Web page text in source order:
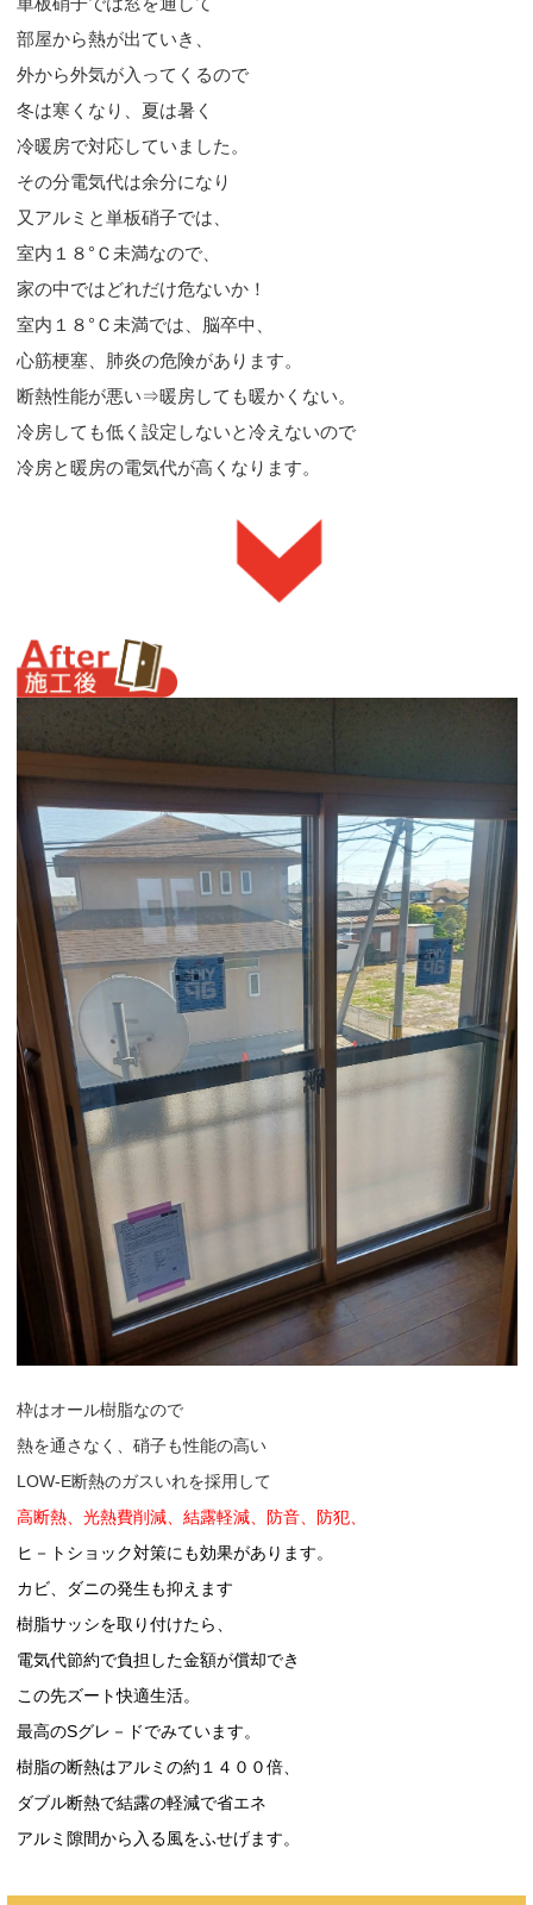
部屋から熱が出ていき、
外から外気が入ってくるので
冬は寒くなり、夏は暑く
冷暖房で対応していました。
その分電気代は余分になり
又アルミと単板硝子では、
室内１８°Ｃ未満なので、
家の中ではどれだけ危ないか！
室内１８°Ｃ未満では、脳卒中、
心筋梗塞、肺炎の危険があります。
断熱性能が悪い⇒暖房しても暖かくない。
冷房しても低く設定しないと冷えないので
冷房と暖房の電気代が高くなります。
枠はオール樹脂なので
熱を通さなく、硝子も性能の高い
LOW-E断熱のガスいれを採用して
高断熱、光熱費削減、結露軽減、防音、防犯、
ヒ－トショック対策にも効果があります。
カビ、ダニの発生も抑えます
樹脂サッシを取り付けたら、
電気代節約で負担した金額が償却でき
この先ズート快適生活。
最高のSグレ－ドでみています。
樹脂の断熱はアルミの約１４００倍、
ダブル断熱で結露の軽減で省エネ
アルミ隙間から入る風をふせげます。